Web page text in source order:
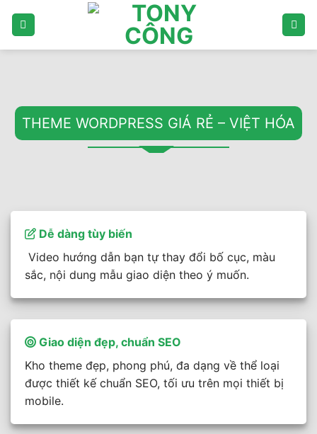
THEME WORDPRESS GIÁ RẺ – VIỆT HÓA
Dễ dàng tùy biến
Video hướng dẫn bạn tự thay đổi bố cục, màu
sắc, nội dung mẫu giao diện theo ý muốn.
Giao diện đẹp, chuẩn SEO
Kho theme đẹp, phong phú, đa dạng về thể loại
được thiết kế chuẩn SEO, tối ưu trên mọi thiết bị
mobile.